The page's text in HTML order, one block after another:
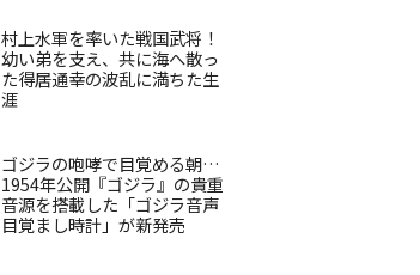
村上水軍を率いた戦国武将！
幼い弟を支え、共に海へ散っ
た得居通幸の波乱に満ちた生
涯
ゴジラの咆哮で目覚める朝…
1954年公開『ゴジラ』の貴重
音源を搭載した「ゴジラ音声
目覚まし時計」が新発売